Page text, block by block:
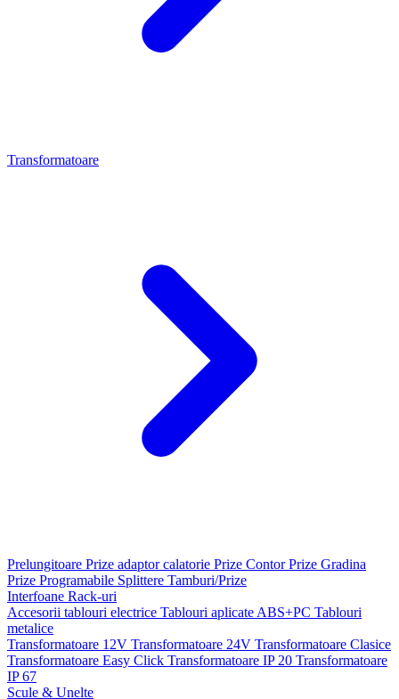
Transformatoare
Prelungitoare Prize adaptor calatorie Prize ContorPrize Gradina
Prize Programabile Splittere Tamburi/Prize
Interfoane Rack-uri
Accesorii tablouri electrice Tablouri aplicate ABS+PC Tablouri
metalice
Transformatoare 12V Transformatoare 24V Transformatoare Clasice
Transformatoare Easy Click Transformatoare IP 20 Transformatoare
IP 67
Scule & Unelte